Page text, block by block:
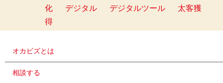
化
デジタル デジタルツール
太客獲
得
オカビズとは
相談する